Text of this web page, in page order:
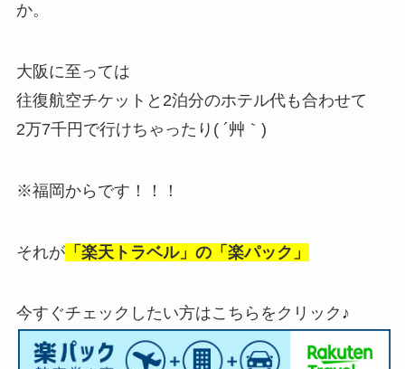
か。
大阪に至っては
往復航空チケットと2泊分のホテル代も合わせて
2万7千円で行けちゃったり( ´艸｀)
※福岡からです！！！
それが「楽天トラベル」の「楽パック」
今すぐチェックしたい方はこちらをクリック♪